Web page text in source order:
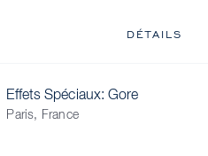
DÉTAILS
Effets Spéciaux: Gore
Paris, France